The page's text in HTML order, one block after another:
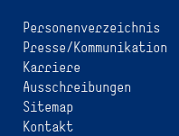
Personenverzeichnis
Presse/Kommunikation
Karriere
Ausschreibungen
Sitemap
Kontakt